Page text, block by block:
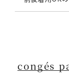
congés